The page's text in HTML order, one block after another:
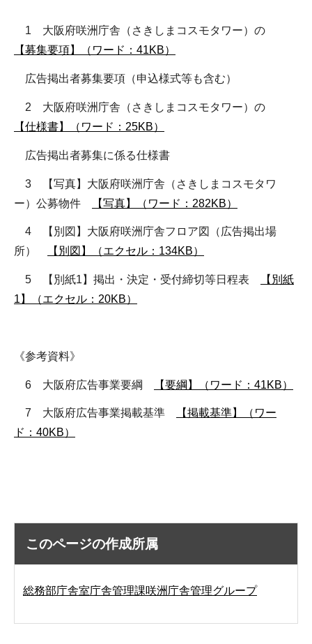
1 大阪府咲洲庁舎（さきしまコスモタワー）の
【募集要項】（ワード：41KB）
広告掲出者募集要項（申込様式等も含む）
2 大阪府咲洲庁舎（さきしまコスモタワー）の
【仕様書】（ワード：25KB）
広告掲出者募集に係る仕様書
3 【写真】大阪府咲洲庁舎（さきしまコスモタワ
ー）公募物件
【写真】（ワード：282KB）
4 【別図】大阪府咲洲庁舎フロア図（広告掲出場
所）
【別図】（エクセル：134KB）
5 【別紙1】掲出・決定・受付締切等日程表
【別紙
1】（エクセル：20KB）
《参考資料》
6 大阪府広告事業要綱 【要綱】（ワード：41KB）
7 大阪府広告事業掲載基準
【掲載基準】（ワー
ド：40KB）
このページの作成所属
総務部庁舎室庁舎管理課咲洲庁舎管理グループ